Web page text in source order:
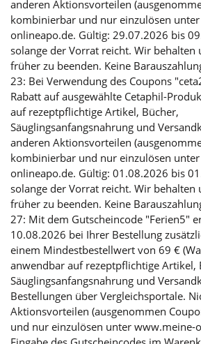
anderen Aktionsvorteilen
kombinierbar und nur einzulösen
onlineapo.de. Gültig: 29.07.2026 bis
solange der Vorrat reicht. Wir behalten
früher zu beenden. Keine
23: Bei Verwendung des Coupons
Rabatt auf ausgewählte Cetaphil-
auf rezeptpflichtige Artikel, Bücher,
Säuglingsanfangsnahrung und
anderen Aktionsvorteilen
kombinierbar und nur einzulösen
onlineapo.de. Gültig: 01.08.2026 bis
solange der Vorrat reicht. Wir behalten
früher zu beenden. Keine
27: Mit dem Gutscheincode "Ferien5"
10.08.2026 bei Ihrer Bestellung
einem Mindestbestellwert von 69 €
anwendbar auf rezeptpflichtige Artikel,
Säuglingsanfangsnahrung und
Bestellungen über Vergleichsportale.
Aktionsvorteilen (ausgenommen
und nur einzulösen unter www.meine-